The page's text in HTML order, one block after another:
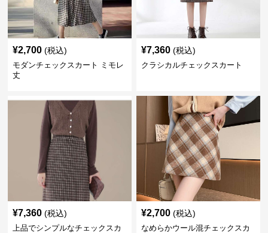
¥2,700 (税込)
モダンチェックスカート ミモレ
丈
¥7,360 (税込)
クラシカルチェックスカート
¥7,360 (税込)
上品でシンプルなチェックスカ
¥2,700 (税込)
なめらかウール混チェックスカ